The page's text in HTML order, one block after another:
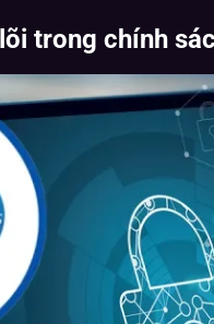
trong chính